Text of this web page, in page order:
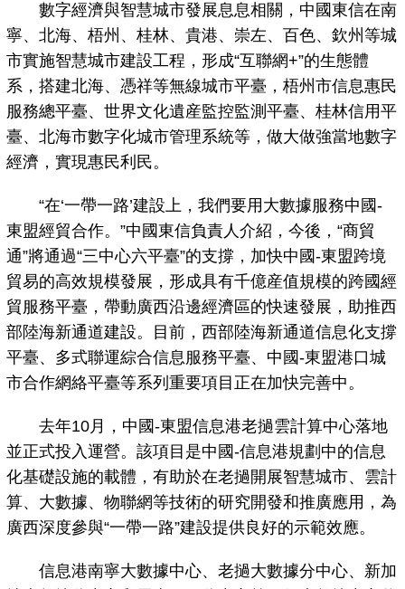
數字經濟與智慧城市發展息息相關，中國東信在南
寧、北海、梧州、桂林、貴港、崇左、百色、欽州等城
市實施智慧城市建設工程，形成“互聯網+”的生態體
系，搭建北海、憑祥等無線城市平臺，梧州市信息惠民
服務總平臺、世界文化遺産監控監測平臺、桂林信用平
臺、北海市數字化城市管理系統等，做大做強當地數字
經濟，實現惠民利民。
“在‘一帶一路’建設上，我們要用大數據服務中國-
東盟經貿合作。”中國東信負責人介紹，今後，“商貿
通”將通過“三中心六平臺”的支撐，加快中國-東盟跨境
貿易的高效規模發展，形成具有千億産值規模的跨國經
貿服務平臺，帶動廣西沿邊經濟區的快速發展，助推西
部陸海新通道建設。目前，西部陸海新通道信息化支撐
平臺、多式聯運綜合信息服務平臺、中國-東盟港口城
市合作網絡平臺等系列重要項目正在加快完善中。
去年10月，中國-東盟信息港老撾雲計算中心落地
並正式投入運營。該項目是中國-信息港規劃中的信息
化基礎設施的載體，有助於在老撾開展智慧城市、雲計
算、大數據、物聯網等技術的研究開發和推廣應用，為
廣西深度參與“一帶一路”建設提供良好的示範效應。
信息港南寧大數據中心、老撾大數據分中心、新加